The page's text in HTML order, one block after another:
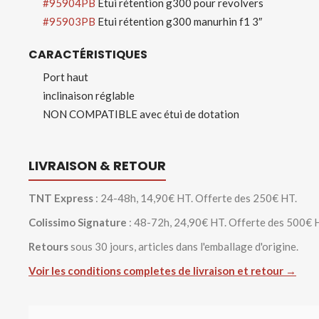
#95904PB Etui rétention g300 pour revolvers
#95903PB Etui rétention g300 manurhin f1 3″
CARACTÉRISTIQUES
Port haut
inclinaison réglable
NON COMPATIBLE avec étui de dotation
LIVRAISON & RETOUR
TNT Express : 24-48h, 14,90€ HT. Offerte des 250€ HT.
Colissimo Signature : 48-72h, 24,90€ HT. Offerte des 500€
Retourssous 30 jours, articles dans l'emballage d'origine.
Voir les conditions completes de livraison et retour →